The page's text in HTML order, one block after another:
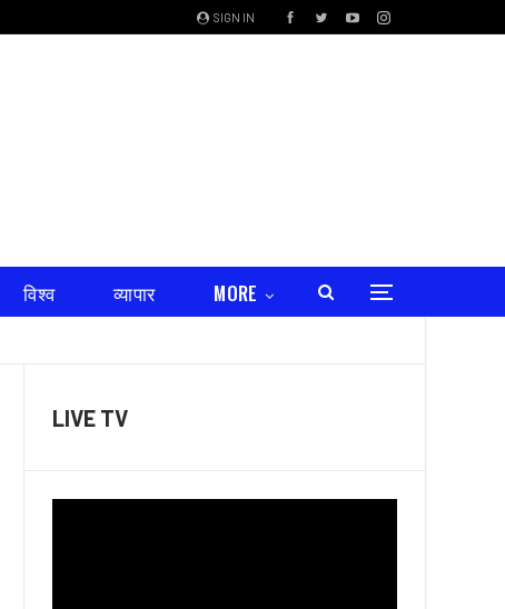
SIGN IN
विश्व व्यापार MORE
LIVE TV